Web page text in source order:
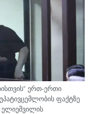
ერთ-ერთი
ფაქტზე
ელიეშვილის